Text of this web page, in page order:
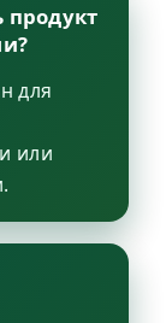
продукт
для
или